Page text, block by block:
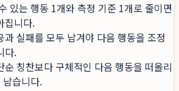
있는 행동 1개와 측정 기준 1개로 줄이면
집니다.
과 실패를 모두 남겨야 다음 행동을 조정
다.
순 칭찬보다 구체적인 다음 행동을 떠올리
습니다.